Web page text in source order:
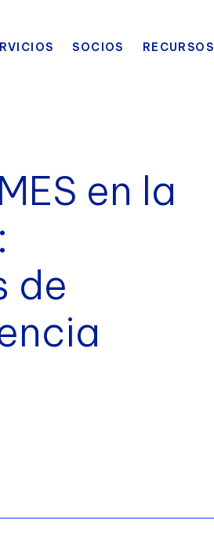
SOCIOS RECURSOS
en la
de